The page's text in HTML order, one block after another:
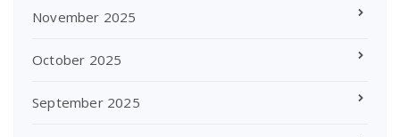
November 2025
October 2025
September 2025